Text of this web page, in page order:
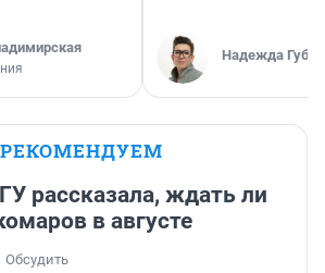
Надежда
РЕКОМЕНДУЕМ
рассказала, ждать ли
в августе
Обсудить